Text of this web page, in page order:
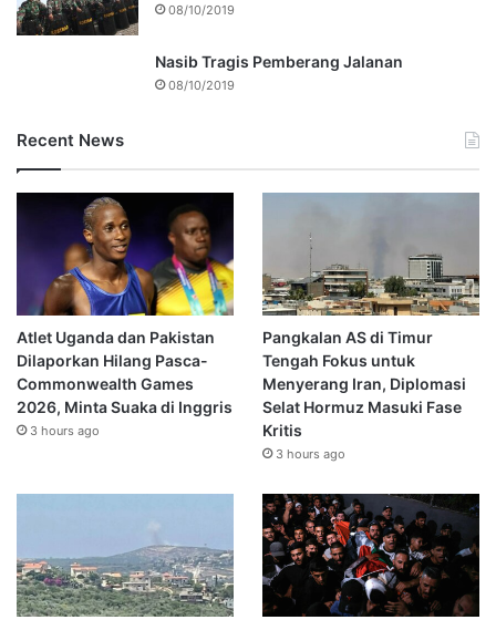
08/10/2019
Nasib Tragis Pemberang Jalanan
08/10/2019
Recent News
Atlet Uganda dan Pakistan
Dilaporkan Hilang Pasca-
Commonwealth Games
2026, Minta Suaka di Inggris
3 hours ago
Pangkalan AS di Timur
Tengah Fokus untuk
Menyerang Iran, Diplomasi
Selat Hormuz Masuki Fase
Kritis
3 hours ago